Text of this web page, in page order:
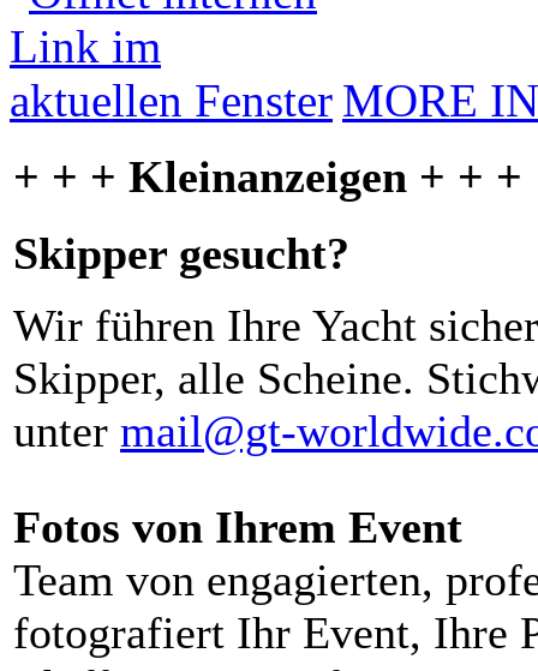
MORE
+ + + Kleinanzeigen + + +
Skipper gesucht?
Wir führen Ihre Yacht
Skipper, alle Scheine.
unter mail@gt-
Fotos von Ihrem Event
Team von engagierten,
fotografiert Ihr Event, Ihre